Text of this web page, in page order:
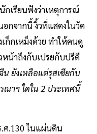
เรียนฟังว่าเหตุการณ์
กจากนี้ งิ้วที่แสดงในวัด
ก็กเหม็งด้วย ทำให้คนดู
หน้าถึงกับเปรยกับปรีดี
ยังเหลือแต่รุสเซียกับ
ณาฯ ใดใน 2 ประเทศนี้
ศ.130 ในแผ่นดิน